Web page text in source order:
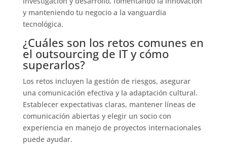
y manteniendo tu negocio a la vanguardia
tecnológica.
¿Cuáles son los retos comunes en
el outsourcing de IT y cómo
superarlos?
Los retos incluyen la gestión de riesgos, asegurar
una comunicación efectiva y la adaptación cultural.
Establecer expectativas claras, mantener líneas de
comunicación abiertas y elegir un socio con
experiencia en manejo de proyectos internacionales
puede ayudar.